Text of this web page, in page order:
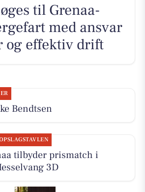
til Grenaa-
med ansvar
og effektiv drift
Bendtsen
tilbyder prismatch i
3D